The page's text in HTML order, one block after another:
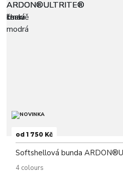
od 1 750 Kč
Softshellová bunda
4 colours